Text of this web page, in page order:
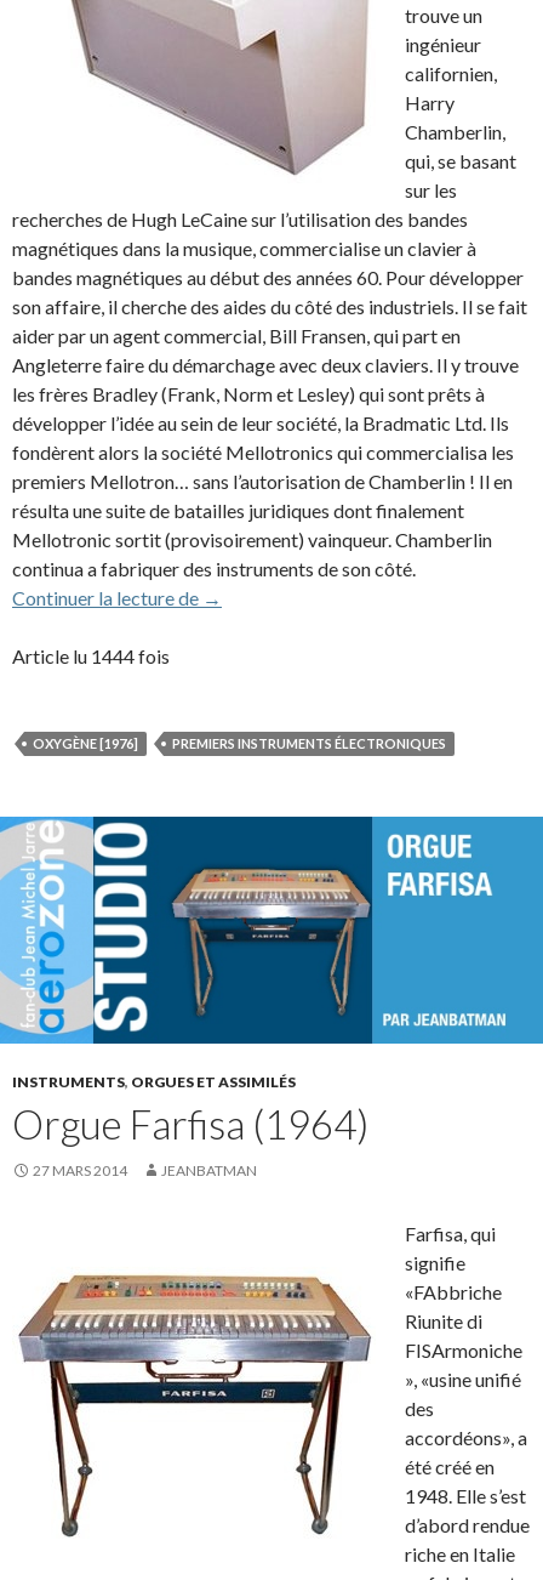
trouve un
ingénieur
californien,
Harry
Chamberlin,
qui, se basant
sur les
recherches de Hugh LeCaine sur l’utilisation des bandes
magnétiques dans la musique, commercialise un clavier à
bandes magnétiques au début des années 60. Pour développer
son affaire, il cherche des aides du côté des industriels. Il se fait
aider par un agent commercial, Bill Fransen, qui part en
Angleterre faire du démarchage avec deux claviers. Il y trouve
les frères Bradley (Frank, Norm et Lesley) qui sont prêts à
développer l’idée au sein de leur société, la Bradmatic Ltd. Ils
fondèrent alors la société Mellotronics qui commercialisa les
premiers Mellotron… sans l’autorisation de Chamberlin ! Il en
résulta une suite de batailles juridiques dont finalement
Mellotronic sortit (provisoirement) vainqueur. Chamberlin
continua a fabriquer des instruments de son côté.
Continuer la lecture de Mellotron M400
→
Article lu 1444 fois
OXYGÈNE [1976] PREMIERS INSTRUMENTS ÉLECTRONIQUES
INSTRUMENTS, ORGUES ET ASSIMILÉS
Orgue Farfisa (1964)
27 MARS 2014 JEANBATMAN
Farfisa, qui
signifie
«FAbbriche
Riunite di
FISArmoniche
», «usine unifié
des
accordéons», a
été créé en
1948. Elle s’est
d’abord rendue
riche en Italie